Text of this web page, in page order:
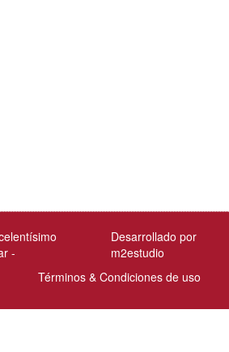
Desarrollado por
m2estudio
-
Términos & Condiciones de uso